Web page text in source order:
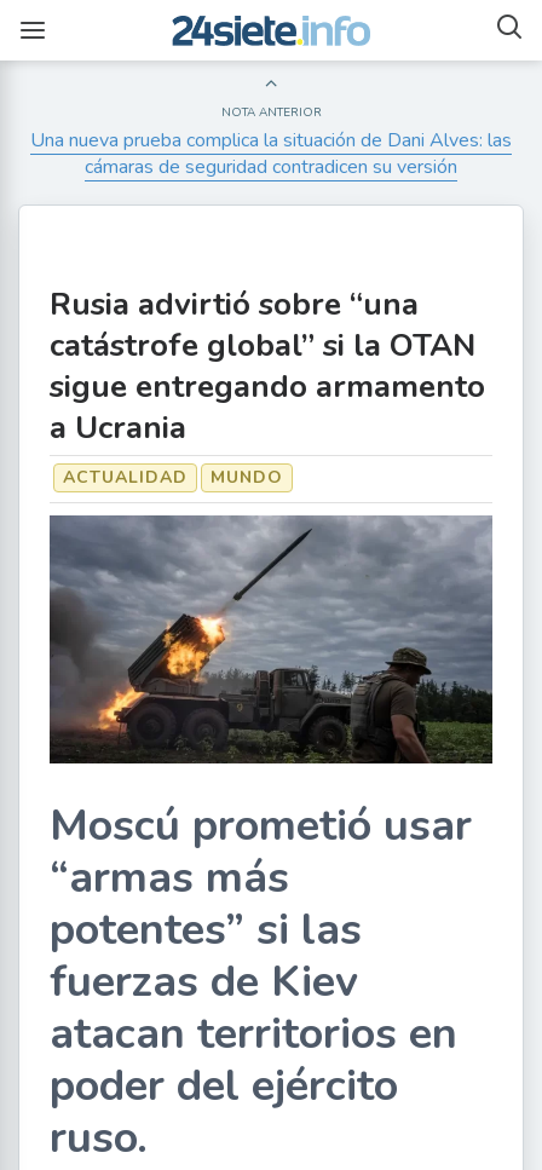
NOTA ANTERIOR
Una nueva prueba complica la situación de Dani Alves: las
cámaras de seguridad contradicen su versión
Rusia advirtió sobre “una
catástrofe global” si la OTAN
sigue entregando armamento
a Ucrania
ACTUALIDAD MUNDO
Moscú prometió usar
“armas más
potentes” si las
fuerzas de Kiev
atacan territorios en
poder del ejército
ruso.